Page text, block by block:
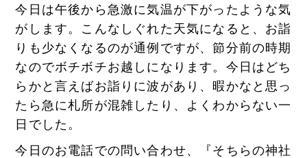
今日は午後から急激に気温が下がったような気
がします。こんなしぐれた天気になると、お詣
りも少なくなるのが通例ですが、節分前の時期
なのでボチボチお越しになります。今日はどち
らかと言えばお詣りに波があり、暇かなと思っ
たら急に札所が混雑したり、よくわからない一
日でした。
今日のお電話での問い合わせ、『そちらの神社